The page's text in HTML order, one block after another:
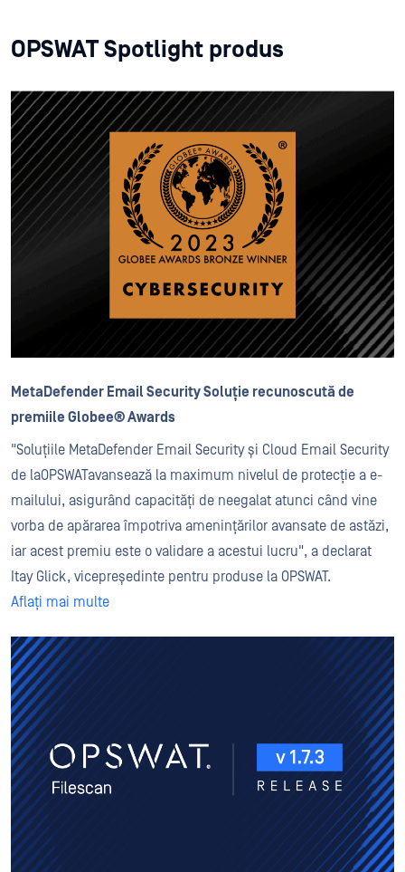
OPSWAT Spotlight produs
MetaDefender Email Security Soluție recunoscută de
premiile Globee® Awards
"Soluțiile MetaDefender Email Security și Cloud Email Security
de laOPSWATavansează la maximum nivelul de protecție a e-
mailului, asigurând capacități de neegalat atunci când vine
vorba de apărarea împotriva amenințărilor avansate de astăzi,
iar acest premiu este o validare a acestui lucru", a declarat
Itay Glick, vicepreședinte pentru produse la OPSWAT.
Aflați mai multe